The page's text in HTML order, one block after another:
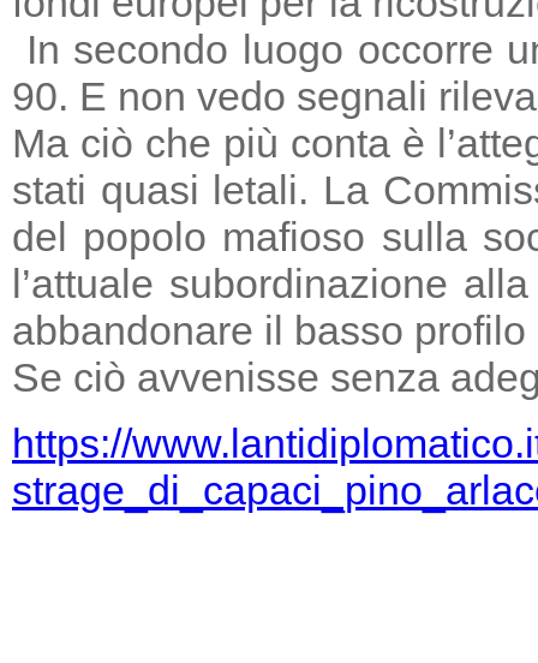
In secondo luogo occorre
90. E non vedo segnali
Ma ciò che più conta è
stati quasi letali. La
del popolo mafioso sulla
l’attuale subordinazione
abbandonare il basso
Se ciò avvenisse senza
https://